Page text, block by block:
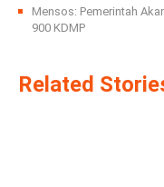
Mensos: Pemerintah
900 KDMP
Related